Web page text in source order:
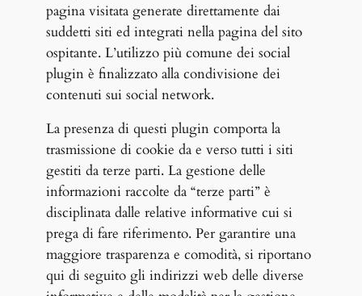
pagina visitata generate direttamente dai
suddetti siti ed integrati nella pagina del sito
ospitante. L’utilizzo più comune dei social
plugin è finalizzato alla condivisione dei
contenuti sui social network.
La presenza di questi plugin comporta la
trasmissione di cookie da e verso tutti i siti
gestiti da terze parti. La gestione delle
informazioni raccolte da “terze parti” è
disciplinata dalle relative informative cui si
prega di fare riferimento. Per garantire una
maggiore trasparenza e comodità, si riportano
qui di seguito gli indirizzi web delle diverse